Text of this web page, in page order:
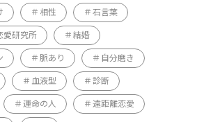
相性 石言葉
愛研究所 結婚
脈あり 自分磨き
血液型 診断
運命の人 遠距離恋愛